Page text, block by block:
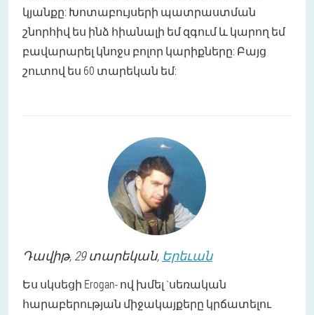
կյանքը: Խոտաբույսերի պատրաստման
շնորհիվ ես ինձ հիանալի եմ զգում և կարող եմ
բավարարել կնոջս բոլոր կարիքները: Բայց
շուտով ես 60 տարեկան եմ:
Դավիթ, 29 տարեկան, Երեւան
Ես սկսեցի Erogan- ով խմել `սեռական
հարաբերության միջակայքերը կրճատելու